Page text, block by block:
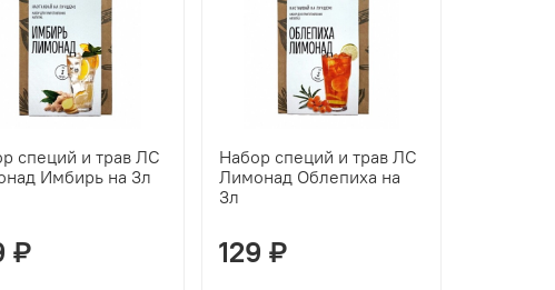
специй и трав ЛС
Имбирь на 3л
₽
Набор специй и трав ЛС
Лимонад Облепиха на
3л
129 ₽